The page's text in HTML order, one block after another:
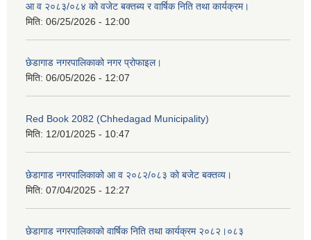
आ व २०८३/०८४ को वजेट बक्तब्य र वार्षिक निति तथा कार्यक्रम।
मिति: 06/25/2026 - 12:00
छेडागाड नगरपालिकाको नगर प्रोफाइल।
मिति: 06/05/2026 - 12:07
Red Book 2082 (Chhedagad Municipality)
मिति: 12/01/2025 - 10:47
छेडागाड नगरपालिकाको आ व २०८२/०८३ को बजेट बक्तव्य।
मिति: 07/04/2025 - 12:27
छेडागाड नगरपालिकाको वार्षिक निति तथा कार्यक्रम २०८२।०८३